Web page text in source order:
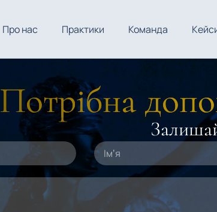
Про нас Практики Команда
Потрібна